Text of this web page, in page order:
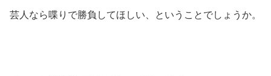
芸人なら喋りで勝負してほしい、ということでしょうか。